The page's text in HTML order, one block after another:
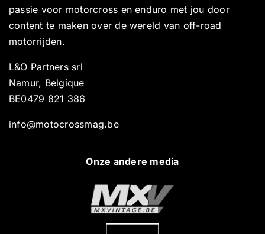
passie voor motorcross en enduro met jou door
content te maken over de wereld van off-road
motorrijden.
L&O Partners srl
Namur, Belgique
BE0479 821 386
info@motocrossmag.be
Onze andere media